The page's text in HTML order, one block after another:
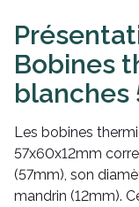
Bobines
blanches
Les bobines
57x60x12mm
(57mm), son
mandrin (12mm).